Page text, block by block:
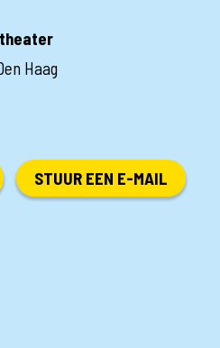
Haag
STUUR EEN E-MAIL